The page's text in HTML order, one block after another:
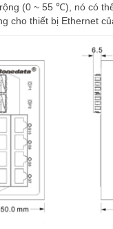
(0 ~ 55 ℃), nó có
cho thiết bị Ethernet